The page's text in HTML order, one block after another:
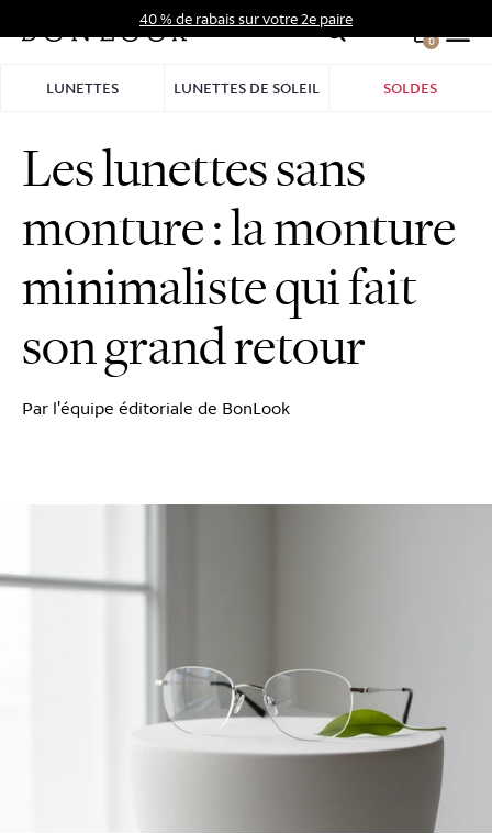
au
40 % de rabais sur votre 2e paire
0
LUNETTES LUNETTES DE SOLEIL SOLDES
Les lunettes sans
monture : la monture
minimaliste qui fait
son grand retour
Par l'équipe éditoriale de BonLook